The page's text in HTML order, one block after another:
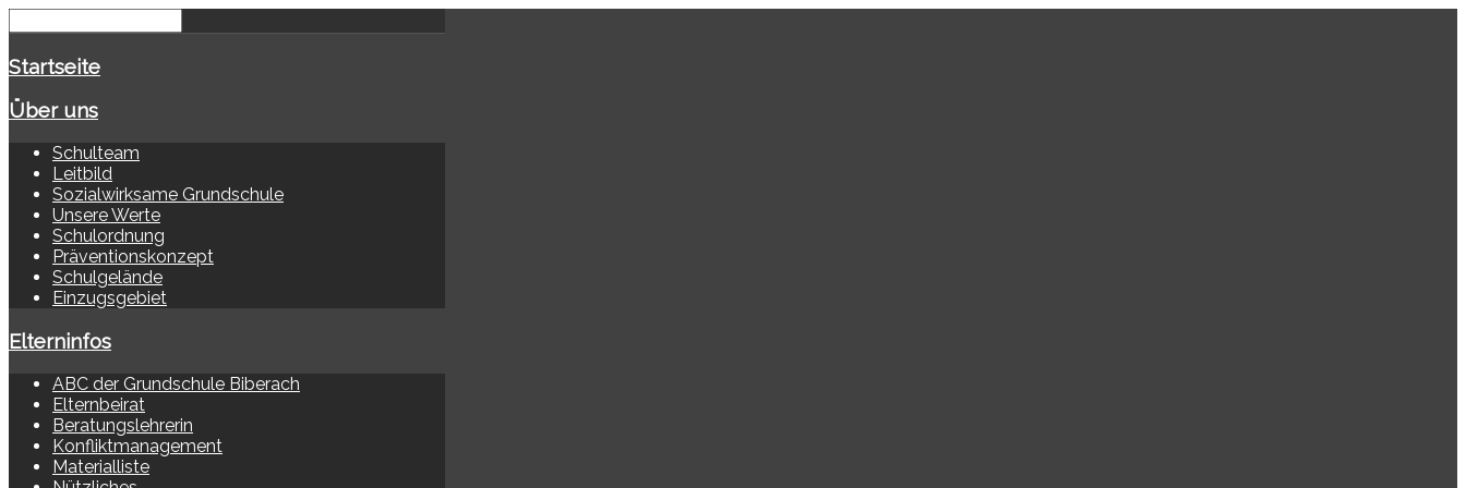
Startseite
Über uns
Schulteam
Leitbild
Sozialwirksame Grundschule
Unsere Werte
Schulordnung
Präventionskonzept
Schulgelände
Einzugsgebiet
Elterninfos
ABC der Grundschule Biberach
Elternbeirat
Beratungslehrerin
Konfliktmanagement
Materialliste